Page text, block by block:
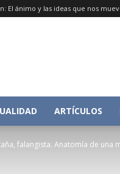
El ánimo y las ideas que nos
ARTÍCULOS
falangista. Anatomía de una